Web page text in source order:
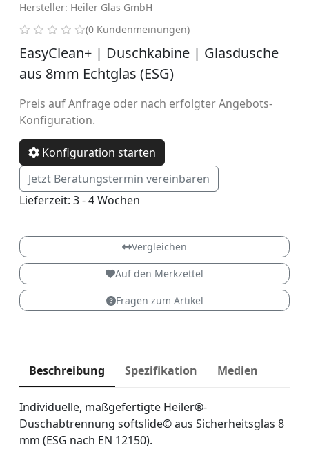
Hersteller: Heiler Glas GmbH
0 von 5 Sternen
(0 Kundenmeinungen)
EasyClean+ | Duschkabine | Glasdusche
aus 8mm Echtglas (ESG)
Preis auf Anfrage oder nach erfolgter Angebots-
Konfiguration.
Konfiguration starten
Jetzt Beratungstermin vereinbaren
Lieferzeit: 3 - 4 Wochen
Softslide
Vergleichen
Auf den Merkzettel
Fragen zum Artikel
Beschreibung Spezifikation Medien
Individuelle, maßgefertigte Heiler®-
Duschabtrennung softslide© aus Sicherheitsglas 8
mm (ESG nach EN 12150).